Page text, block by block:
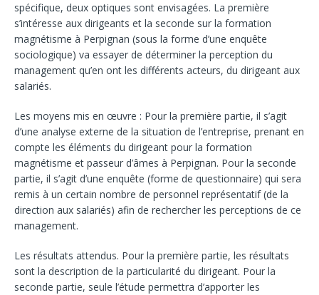
spécifique, deux optiques sont envisagées. La première
s’intéresse aux dirigeants et la seconde sur la formation
magnétisme à Perpignan (sous la forme d’une enquête
sociologique) va essayer de déterminer la perception du
management qu’en ont les différents acteurs, du dirigeant aux
salariés.
Les moyens mis en œuvre : Pour la première partie, il s’agit
d’une analyse externe de la situation de l’entreprise, prenant en
compte les éléments du dirigeant pour la formation
magnétisme et passeur d’âmes à Perpignan. Pour la seconde
partie, il s’agit d’une enquête (forme de questionnaire) qui sera
remis à un certain nombre de personnel représentatif (de la
direction aux salariés) afin de rechercher les perceptions de ce
management.
Les résultats attendus. Pour la première partie, les résultats
sont la description de la particularité du dirigeant. Pour la
seconde partie, seule l’étude permettra d’apporter les